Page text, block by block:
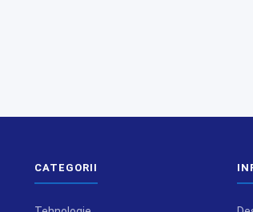
CATEGORII